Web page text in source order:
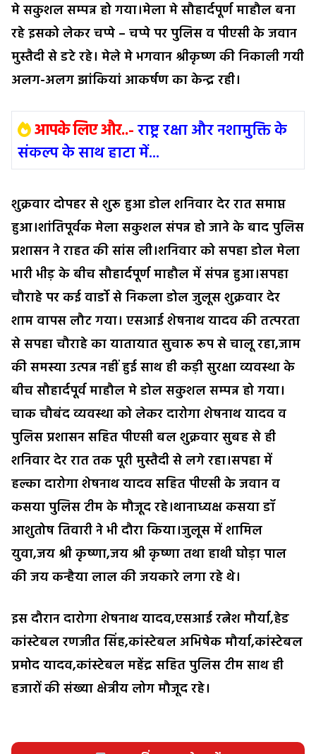
मे सकुशल सम्पन्न हो गया।मेला मे सौहार्दपूर्ण माहौल बना
रहे इसको लेकर चप्पे – चप्पे पर पुलिस व पीएसी के जवान
मुस्तैदी से डटे रहे। मेले मे भगवान श्रीकृष्ण की निकाली गयी
अलग-अलग झांकियां आकर्षण का केन्द्र रही।
आपके लिए और..-राष्ट्र रक्षा और नशामुक्ति के
संकल्प के साथ हाटा में...
शुक्रवार दोपहर से शुरू हुआ डोल शनिवार देर रात समाप्त
हुआ।शांतिपूर्वक मेला सकुशल संपन्न हो जाने के बाद पुलिस
प्रशासन ने राहत की सांस ली।शनिवार को सपहा डोल मेला
भारी भीड़ के बीच सौहार्दपूर्ण माहौल में संपन्न हुआ।सपहा
चौराहे पर कई वार्डो से निकला डोल जुलूस शुक्रवार देर
शाम वापस लौट गया। एसआई शेषनाथ यादव की तत्परता
से सपहा चौराहे का यातायात सुचारू रूप से चालू रहा,जाम
की समस्या उत्पन्न नहीं हुई साथ ही कड़ी सुरक्षा व्यवस्था के
बीच सौहार्दपूर्व माहौल मे डोल सकुशल सम्पन्न हो गया।
चाक चौबंद व्यवस्था को लेकर दारोगा शेषनाथ यादव व
पुलिस प्रशासन सहित पीएसी बल शुक्रवार सुबह से ही
शनिवार देर रात तक पूरी मुस्तैदी से लगे रहा।सपहा में
हल्का दारोगा शेषनाथ यादव सहित पीएसी के जवान व
कसया पुलिस टीम के मौजूद रहे।थानाध्यक्ष कसया डॉ
आशुतोष तिवारी ने भी दौरा किया।जुलूस में शामिल
युवा,जय श्री कृष्णा,जय श्री कृष्णा तथा हाथी घोड़ा पाल
की जय कन्हैया लाल की जयकारे लगा रहे थे।
इस दौरान दारोगा शेषनाथ यादव,एसआई रत्नेश मौर्या,हेड
कांस्टेबल रणजीत सिंह,कांस्टेबल अभिषेक मौर्या,कांस्टेबल
प्रमोद यादव,कांस्टेबल महेंद्र सहित पुलिस टीम साथ ही
हजारों की संख्या क्षेत्रीय लोग मौजूद रहे।